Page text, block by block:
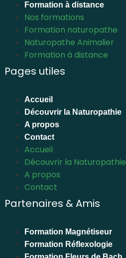
Formation à distance
Nos formations
Formation naturopathe
Naturopathe Animalier
Formation à distance
Pages utiles
Accueil
Découvrir la Naturopathie
A propos
Contact
Accueil
Découvrir la Naturopathie
A propos
Contact
Partenaires & Amis
Formation Magnétiseur
Formation Réflexologie